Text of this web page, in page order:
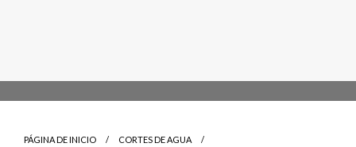
PÁGINA DE INICIO
CORTES DE AGUA